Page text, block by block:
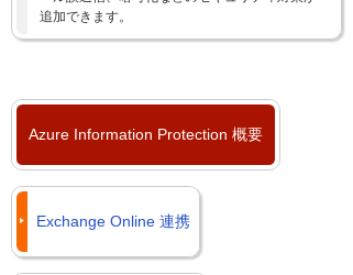
追加できます。
Azure Information Protection 概要
Exchange Online 連携